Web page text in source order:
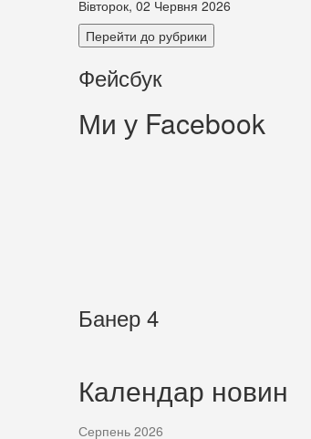
Вівторок, 02 Червня 2026
Перейти до рубрики
Фейсбук
Ми у Facebook
Банер 4
Календар новин
Серпень 2026